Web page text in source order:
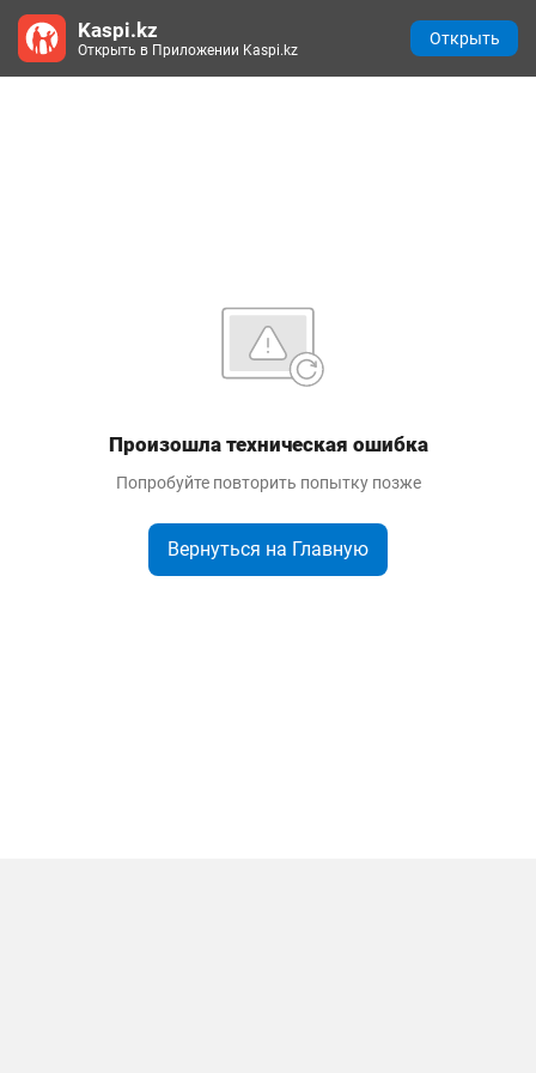
Произошла техническая ошибка
Попробуйте повторить попытку позже
Вернуться на Главную
Kaspi.kz
Открыть в Приложении Kaspi.kz
Открыть